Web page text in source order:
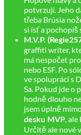
potvrzují. Jeho
třeba Brúsia
si ísť a pochopíš
M.V.P.
graffiti writer,
má nespočet
nebo ESF. Po
ve spolupráci s
Sa. Pokud jde o
hodně dlouho
jsem úplně
desku MVP,
Určitě ale nové